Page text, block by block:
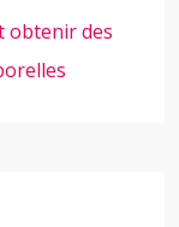
obtenir des